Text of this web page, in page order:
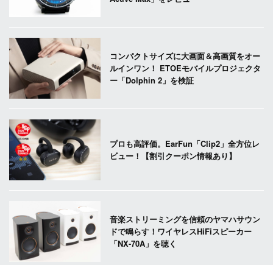
コンパクトサイズに大画面＆高画質をオー
ルインワン！ ETOEモバイルプロジェクタ
ー「Dolphin 2」を検証
プロも高評価。EarFun「Clip2」全方位レ
ビュー！【割引クーポン情報あり】
音楽ストリーミングを信頼のヤマハサウン
ドで鳴らす！ワイヤレスHiFiスピーカー
「NX-70A」を聴く